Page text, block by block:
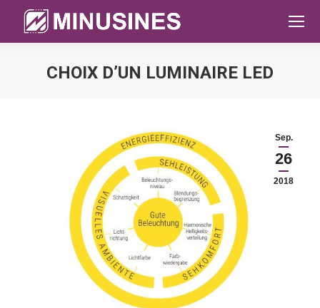
CHOIX D’UN LUMINAIRE LED
Sep.
26
2018